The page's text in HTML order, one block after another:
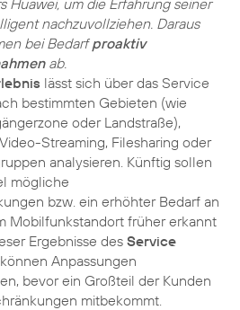
nachzuvollziehen. Daraus
bei Bedarfproaktiv
ab.
lässt sich über das Service
bestimmten Gebieten (wie
oder Landstraße),
Streaming, Filesharing oder
analysieren. Künftig sollen
mögliche
bzw. ein erhöhter Bedarf an
Mobilfunkstandort früher erkannt
Ergebnisse des Service
können Anpassungen
bevor ein Großteil der Kunden
mitbekommt.